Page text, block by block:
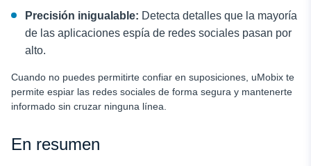
Precisión inigualable: Detecta detalles que la mayoría
de las aplicaciones espía de redes sociales pasan por
alto.
Cuando no puedes permitirte confiar en suposiciones, uMobix te
permite espiar las redes sociales de forma segura y mantenerte
informado sin cruzar ninguna línea.
En resumen